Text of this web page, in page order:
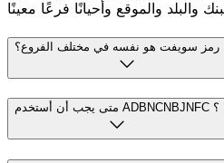
رمز سويفت هو نفسه في مختلف الفروع؟
متى يجب أن أستخدم ADBNCNBJNFC ؟